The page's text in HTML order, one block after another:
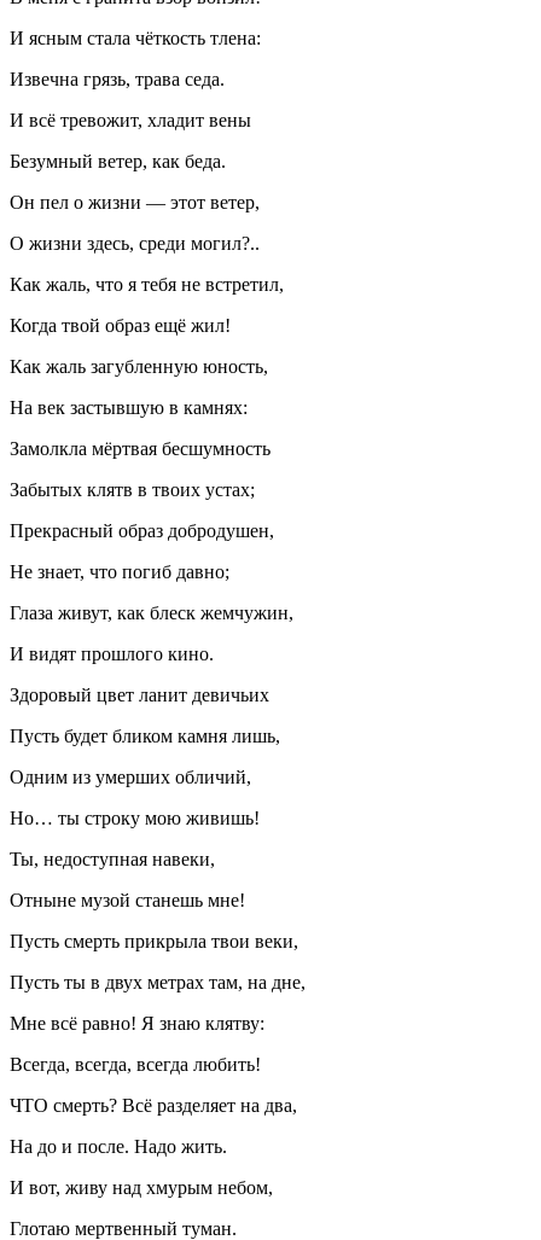
И ясным стала чёткость тлена:
Извечна грязь, трава седа.
И всё тревожит, хладит вены
Безумный ветер, как беда.
Он пел о жизни — этот ветер,
О жизни здесь, среди могил?..
Как жаль, что я тебя не встретил,
Когда твой образ ещё жил!
Как жаль загубленную юность,
На век застывшую в камнях:
Замолкла мёртвая бесшумность
Забытых клятв в твоих устах;
Прекрасный образ добродушен,
Не знает, что погиб давно;
Глаза живут, как блеск жемчужин,
И видят прошлого кино.
Здоровый цвет ланит девичьих
Пусть будет бликом камня лишь,
Одним из умерших обличий,
Но… ты строку мою живишь!
Ты, недоступная навеки,
Отныне музой станешь мне!
Пусть смерть прикрыла твои веки,
Пусть ты в двух метрах там, на дне,
Мне всё равно! Я знаю клятву:
Всегда, всегда, всегда любить!
ЧТО смерть? Всё разделяет на два,
На до и после. Надо жить.
И вот, живу над хмурым небом,
Глотаю мертвенный туман.